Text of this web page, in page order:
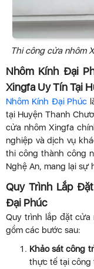
Thi công cửa nhôm
Nhôm Kính Đại
Xingfa Uy Tín Tại
Nhôm Kính Đại Phúc
tại Huyện Thanh
cửa nhôm Xingfa
nghiệp và dịch vụ
thi công thành công
Nghệ An, mang lại
Quy Trình Lắp
Đại Phúc
Quy trình lắp đặt cửa
gồm các bước sau:
Khảo sát công
thực tế tại công